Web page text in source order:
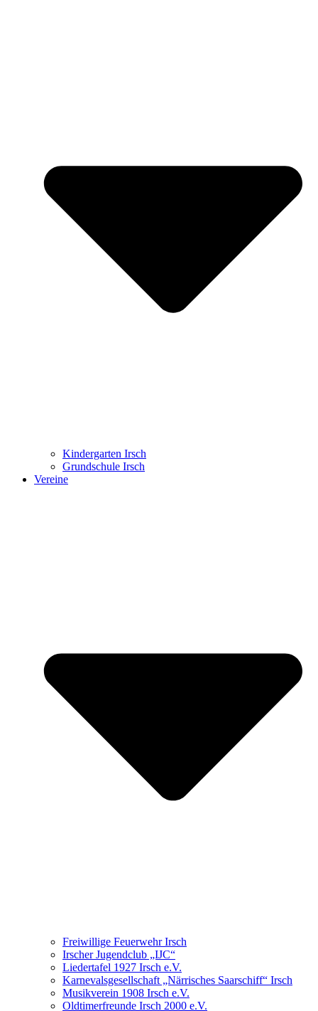
Kindergarten Irsch
Grundschule Irsch
Vereine
Freiwillige Feuerwehr Irsch
Irscher Jugendclub „IJC“
Liedertafel 1927 Irsch e.V.
Karnevalsgesellschaft „Närrisches Saarschiff“ Irsch
Musikverein 1908 Irsch e.V.
Oldtimerfreunde Irsch 2000 e.V.